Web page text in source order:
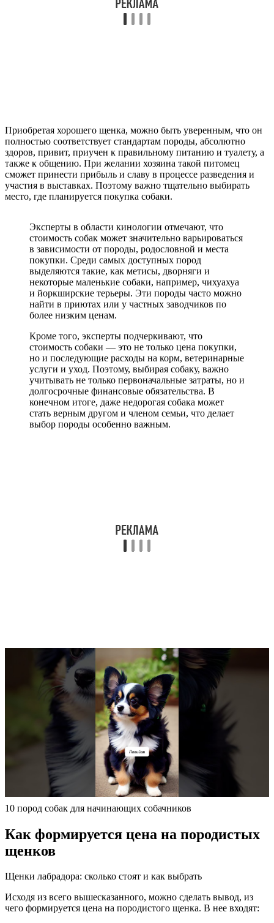
Приобретая хорошего щенка, можно быть уверенным, что он
полностью соответствует стандартам породы, абсолютно
здоров, привит, приучен к правильному питанию и туалету, а
также к общению. При желании хозяина такой питомец
сможет принести прибыль и славу в процессе разведения и
участия в выставках. Поэтому важно тщательно выбирать
место, где планируется покупка собаки.
Эксперты в области кинологии отмечают, что
стоимость собак может значительно варьироваться
в зависимости от породы, родословной и места
покупки. Среди самых доступных пород
выделяются такие, как метисы, дворняги и
некоторые маленькие собаки, например, чихуахуа
и йоркширские терьеры. Эти породы часто можно
найти в приютах или у частных заводчиков по
более низким ценам.
Кроме того, эксперты подчеркивают, что
стоимость собаки — это не только цена покупки,
но и последующие расходы на корм, ветеринарные
услуги и уход. Поэтому, выбирая собаку, важно
учитывать не только первоначальные затраты, но и
долгосрочные финансовые обязательства. В
конечном итоге, даже недорогая собака может
стать верным другом и членом семьи, что делает
выбор породы особенно важным.
10 пород собак для начинающих собачников
Как формируется цена на породистых
щенков
Щенки лабрадора: сколько стоят и как выбрать
Исходя из всего вышесказанного, можно сделать вывод, из
чего формируется цена на породистого щенка. В нее входят: